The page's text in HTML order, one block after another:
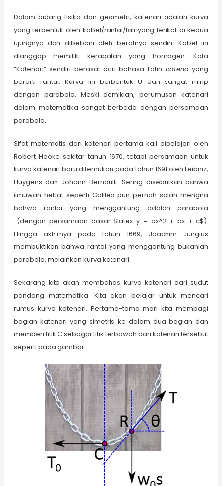
Dalam bidang fisika dan geometri, katenari adalah kurva
yang terbentuk oleh kabel/rantai/tali yang terikat di kedua
ujungnya dan dibebani oleh beratnya sendiri. Kabel ini
dianggap memiliki kerapatan yang homogen. Kata
“Katenari” sendiri berasal dari bahasa Latin catenayang
berarti rantai. Kurva ini berbentuk U dan sangat mirip
dengan parabola. Meski demikian, perumusan katenari
dalam matematika sangat berbeda dengan persamaan
parabola.
Sifat matematis dari katenari pertama kali dipelajari oleh
Robert Hooke sekitar tahun 1670, tetapi persamaan untuk
kurva katenari baru ditemukan pada tahun 1691 oleh Leibniz,
Huygens dan Johann Bernoulli. Sering disebutkan bahwa
ilmuwan hebat seperti Galileo pun pernah salah mengira
bahwa rantai yang menggantung adalah parabola
(dengan persamaan dasar $latex y = ax^2 + bx + c$).
Hingga akhirnya pada tahun 1669, Joachim Jungius
membuktikan bahwa rantai yang menggantung bukanlah
parabola, melainkan kurva katenari.
Sekarang kita akan membahas kurva katenari dari sudut
pandang matematika. Kita akan belajar untuk mencari
rumus kurva katenari. Pertama-tama mari kita membagi
bagian katenari yang simetris ke dalam dua bagian dan
memberi titik C sebagai titik terbawah dari katenari tersebut
seperti pada gambar.